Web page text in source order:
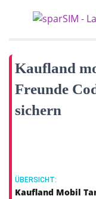
Kaufland
Freunde
sichern
ÜBERSICHT:
Kaufland Mobil